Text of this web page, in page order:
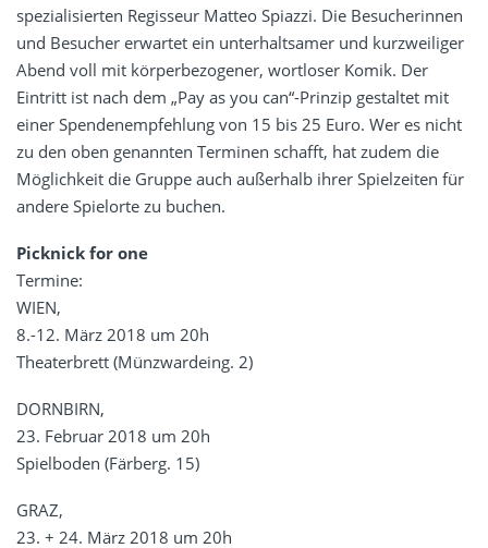
spezialisierten Regisseur Matteo Spiazzi. Die Besucherinnen
und Besucher erwartet ein unterhaltsamer und kurzweiliger
Abend voll mit körperbezogener, wortloser Komik. Der
Eintritt ist nach dem „Pay as you can“-Prinzip gestaltet mit
einer Spendenempfehlung von 15 bis 25 Euro. Wer es nicht
zu den oben genannten Terminen schafft, hat zudem die
Möglichkeit die Gruppe auch außerhalb ihrer Spielzeiten für
andere Spielorte zu buchen.
Picknick for one
Termine:
WIEN,
8.-12. März 2018 um 20h
Theaterbrett (Münzwardeing. 2)
DORNBIRN,
23. Februar 2018 um 20h
Spielboden (Färberg. 15)
GRAZ,
23. + 24. März 2018 um 20h